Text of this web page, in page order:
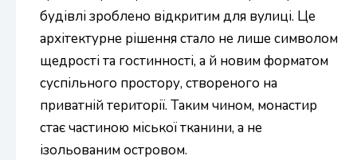
будівлі зроблено відкритим для вулиці. Це
архітектурне рішення стало не лише символом
щедрості та гостинності, а й новим форматом
суспільного простору, створеного на
приватній території. Таким чином, монастир
стає частиною міської тканини, а не
ізольованим островом.